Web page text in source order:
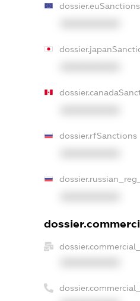
dossier.euSanctions
dossier.rfSanctions